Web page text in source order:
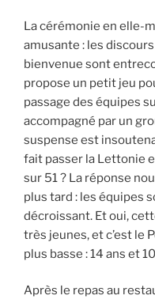
La cérémonie en elle-
amusante : les
bienvenue sont
propose un petit jeu
passage des équipes
accompagné par un
suspense est
fait passer la Lettonie
sur 51 ? La réponse
plus tard : les équipes
décroissant. Et oui,
très jeunes, et c’est le
plus basse : 14 ans et
Après le repas au